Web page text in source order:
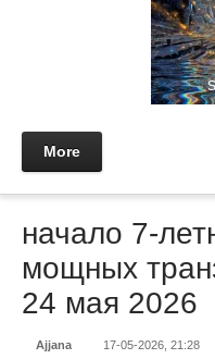
More
начало 7-
мощных
24 мая 2026
Ajjana 17-05-2026, 21:28